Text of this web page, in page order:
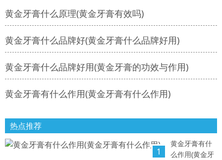
黄金牙膏什么原理(黄金牙膏有效吗)
黄金牙膏什么品牌好(黄金牙膏什么品牌好用)
黄金牙膏什么品牌好用(黄金牙膏的功效与作用)
黄金牙膏有什么作用(黄金牙膏有什么作用)
热点推荐
1
黄金牙膏有什
么作用(黄金牙